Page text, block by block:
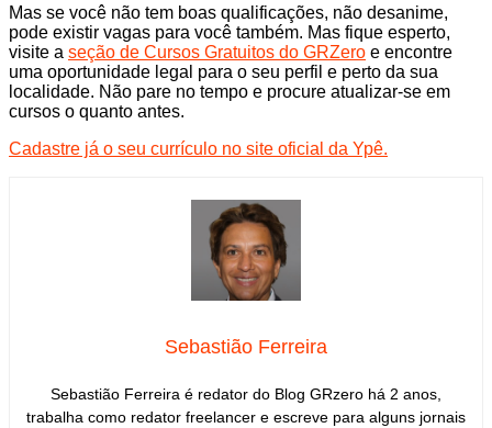
Mas se você não tem boas qualificações, não desanime,
pode existir vagas para você também. Mas fique esperto,
visite a seção de Cursos Gratuitos do GRZero e encontre
uma oportunidade legal para o seu perfil e perto da sua
localidade. Não pare no tempo e procure atualizar-se em
cursos o quanto antes.
Cadastre já o seu currículo no site oficial da Ypê.
Sebastião Ferreira
Sebastião Ferreira é redator do Blog GRzero há 2 anos,
trabalha como redator freelancer e escreve para alguns jornais